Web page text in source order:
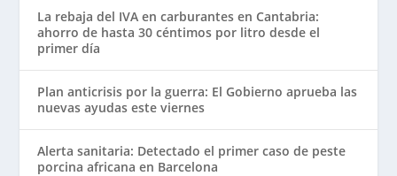
La rebaja del IVA en carburantes en Cantabria:
ahorro de hasta 30 céntimos por litro desde el
primer día
Plan anticrisis por la guerra: El Gobierno aprueba las
nuevas ayudas este viernes
Alerta sanitaria: Detectado el primer caso de peste
porcina africana en Barcelona